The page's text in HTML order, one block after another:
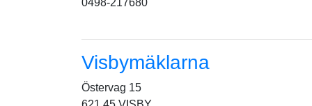
0498-217680
Visbymäklarna
Östervag 15